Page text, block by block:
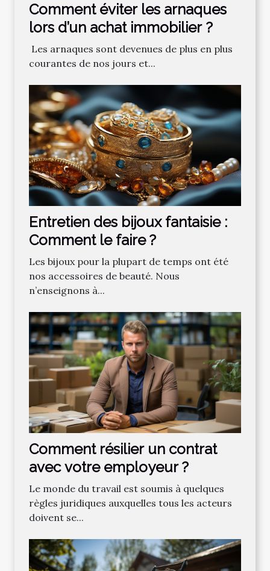
Comment‌ ‌éviter‌ ‌les‌ ‌arnaques‌
‌lors‌ ‌d’un‌ ‌achat‌ ‌immobilier ?‌ ‌
‌ Les‌ ‌arnaques‌ ‌sont‌ ‌devenues‌ ‌de‌ ‌plus‌ ‌en‌ ‌plus‌
‌courantes‌ ‌de‌ ‌nos‌ ‌jours‌ ‌et‌...
Entretien des bijoux fantaisie :
Comment le faire ?
Les bijoux pour la plupart de temps ont été
nos accessoires de beauté. Nous
n’enseignons à...
Comment résilier un contrat
avec votre employeur ?
Le monde du travail est soumis à quelques
règles juridiques auxquelles tous les acteurs
doivent se...